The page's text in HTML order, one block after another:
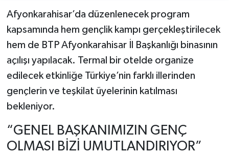
Afyonkarahisar’da düzenlenecek program
kapsamında hem gençlik kampı gerçekleştirilecek
hem de BTP Afyonkarahisar İl Başkanlığı binasının
açılışı yapılacak. Termal bir otelde organize
edilecek etkinliğe Türkiye’nin farklı illerinden
gençlerin ve teşkilat üyelerinin katılması
bekleniyor.
“GENEL BAŞKANIMIZIN GENÇ
OLMASI BİZİ UMUTLANDIRIYOR”